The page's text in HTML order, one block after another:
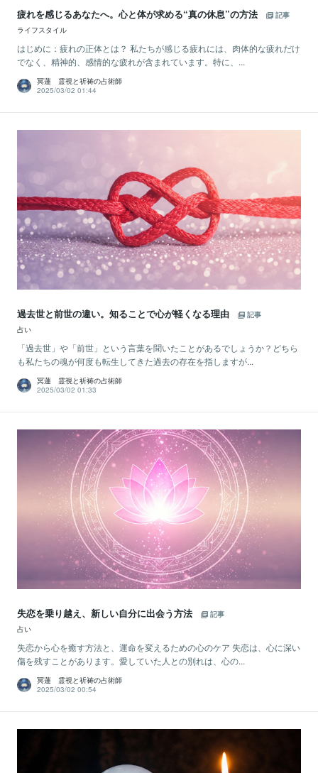
疲れを感じるあなたへ。心と体が求める“真の休息”の方法
記事
ライフスタイル
はじめに：疲れの正体とは？ 私たちが感じる疲れには、肉体的な疲れだけ
でなく、精神的、感情的な疲れが含まれています。特に、...
冥蓮 霊視と祈祷の占術師
2025/03/02 01:44
過去世と前世の違い。知ることで心が軽くなる理由
記事
占い
「過去世」や「前世」という言葉を聞いたことがあるでしょうか？どちら
も私たちの魂が何度も転生してきた過去の存在を指しますが...
冥蓮 霊視と祈祷の占術師
2025/03/02 01:33
失恋を乗り越え、新しい自分に出会う方法
記事
占い
失恋から心を癒す方法と、運命を変えるための心のケア 失恋は、心に深い
傷を残すことがあります。愛していた人との別れは、心の...
冥蓮 霊視と祈祷の占術師
2025/03/02 00:54